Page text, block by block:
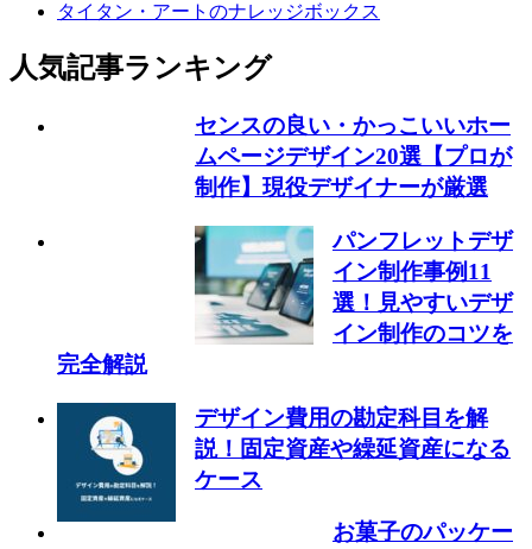
タイタン・アートのナレッジボックス
人気記事ランキング
センスの良い・かっこいいホー
ムページデザイン20選【プロが
制作】現役デザイナーが厳選
パンフレットデザ
イン制作事例11
選！見やすいデザ
イン制作のコツを
完全解説
デザイン費用の勘定科目を解
説！固定資産や繰延資産になる
ケース
お菓子のパッケー